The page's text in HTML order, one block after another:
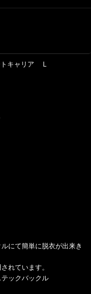
トキャリア L
にて簡単に脱衣が出来き
れています。
ックバックル